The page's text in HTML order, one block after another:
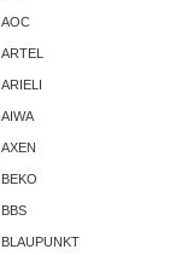
AОС
ARTEL
ARIELI
AIWA
AXEN
BEKO
BBS
BLAUPUNKT